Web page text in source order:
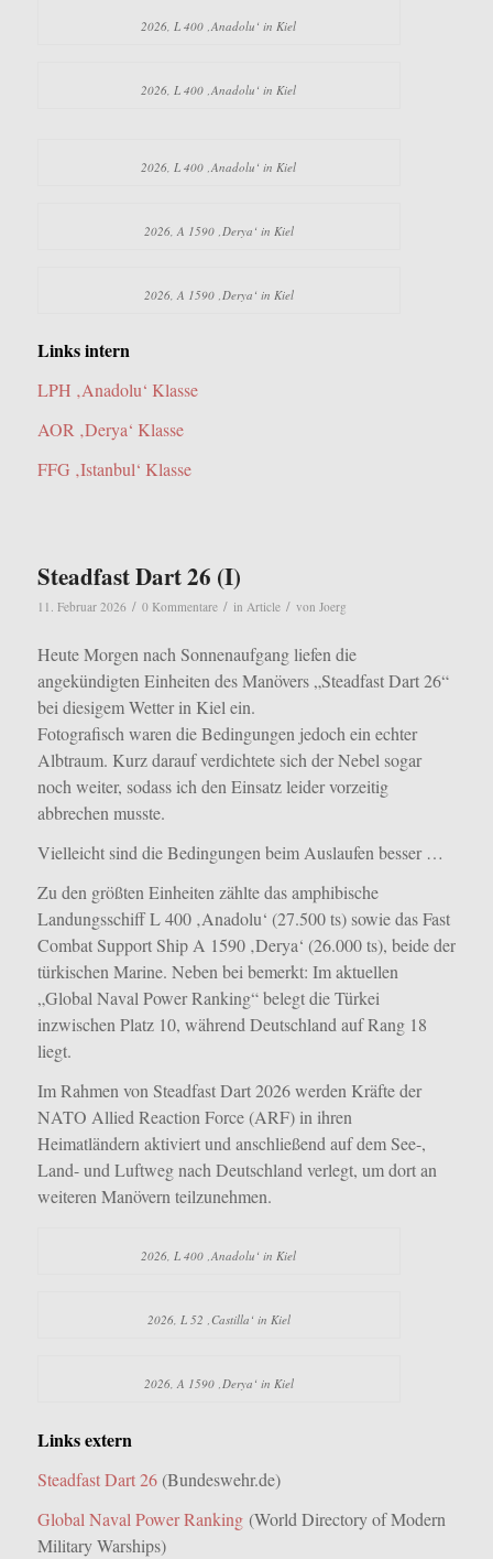
2026, L 400 ‚Anadolu‘ in Kiel
2026, L 400 ‚Anadolu‘ in Kiel
2026, L 400 ‚Anadolu‘ in Kiel
2026, A 1590 ‚Derya‘ in Kiel
2026, A 1590 ‚Derya‘ in Kiel
Links intern
LPH ‚Anadolu‘ Klasse
AOR ‚Derya‘ Klasse
FFG ‚Istanbul‘ Klasse
Steadfast Dart 26 (I)
11. Februar 2026 / 0 Kommentare / in Article / von Joerg
Heute Morgen nach Sonnenaufgang liefen die
angekündigten Einheiten des Manövers „Steadfast Dart 26“
bei diesigem Wetter in Kiel ein.
Fotografisch waren die Bedingungen jedoch ein echter
Albtraum. Kurz darauf verdichtete sich der Nebel sogar
noch weiter, sodass ich den Einsatz leider vorzeitig
abbrechen musste.
Vielleicht sind die Bedingungen beim Auslaufen besser …
Zu den größten Einheiten zählte das amphibische
Landungsschiff L 400 ‚Anadolu‘ (27.500 ts) sowie das Fast
Combat Support Ship A 1590 ‚Derya‘ (26.000 ts), beide der
türkischen Marine. Neben bei bemerkt: Im aktuellen
„Global Naval Power Ranking“ belegt die Türkei
inzwischen Platz 10, während Deutschland auf Rang 18
liegt.
Im Rahmen von Steadfast Dart 2026 werden Kräfte der
NATO Allied Reaction Force (ARF) in ihren
Heimatländern aktiviert und anschließend auf dem See-,
Land- und Luftweg nach Deutschland verlegt, um dort an
weiteren Manövern teilzunehmen.
2026, L 400 ‚Anadolu‘ in Kiel
2026, L 52 ‚Castilla‘ in Kiel
2026, A 1590 ‚Derya‘ in Kiel
Links extern
Steadfast Dart 26(Bundeswehr.de)
Global Naval Power Ranking(World Directory of Modern
Military Warships)